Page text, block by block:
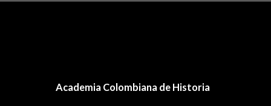
Academia Colombiana de Historia